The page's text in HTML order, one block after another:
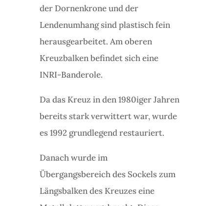
der Dornenkrone und der
Lendenumhang sind plastisch fein
herausgearbeitet. Am oberen
Kreuzbalken befindet sich eine
INRI-Banderole.
Da das Kreuz in den 1980iger Jahren
bereits stark verwittert war, wurde
es 1992 grundlegend restauriert.
Danach wurde im
Übergangsbereich des Sockels zum
Längsbalken des Kreuzes eine